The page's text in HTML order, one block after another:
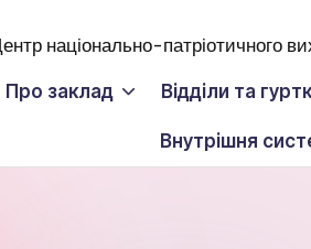
Про заклад Відділи та
Внутрішня